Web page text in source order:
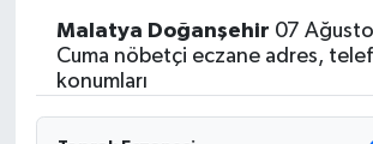
Malatya Doğanşehir 07
Cuma nöbetçi eczane adres,
konumları